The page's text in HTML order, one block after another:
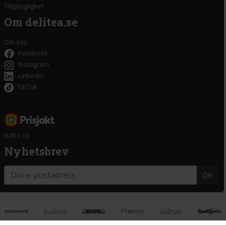
Tillgänglighet
Om delitea.se
Om oss
Facebook
Instagram
LinkedIn
TikTok
9,00 / 10
Nyhetsbrev
OK